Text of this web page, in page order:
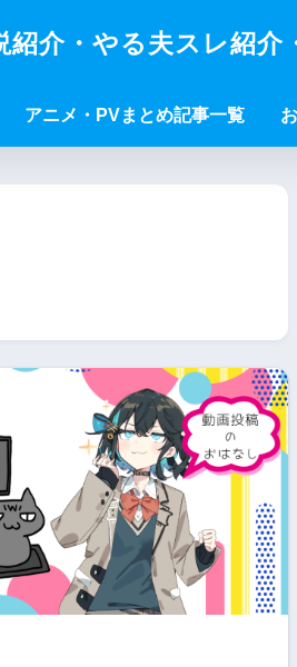
介・やる夫スレ紹介
アニメ・PVまとめ記事一覧